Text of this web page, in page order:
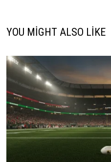
YOU MIGHT ALSO LIKE